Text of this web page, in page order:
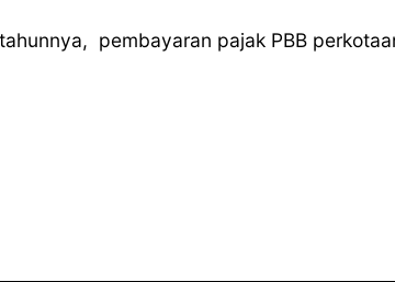
pembayaran pajak PBB